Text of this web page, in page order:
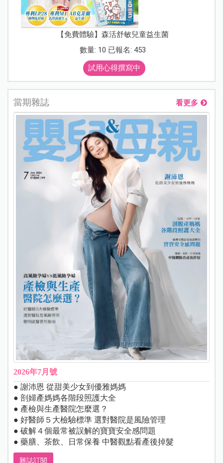
【免費體驗】森活舒敏兒童益生菌
數量: 10 已報名: 453
試用心得撰寫中
當期雜誌 看更多
2026年7月號
● 謝沛恩 從甜美少女到優雅媽媽
● 剖婦產媽媽各階段照護大全
● 產檢與生產醫院怎麼選？
● 好醫師５大檢驗標準 選對醫院是風險管理
● 破解４個最常被誤解的寶寶安全感問題
● 藥膳、茶飲、日常保養 中醫觀點看產後掉髮
雜誌訂閱